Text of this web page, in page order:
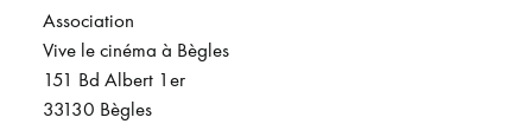
Association
Vive le cinéma à Bègles
151 Bd Albert 1er
33130 Bègles